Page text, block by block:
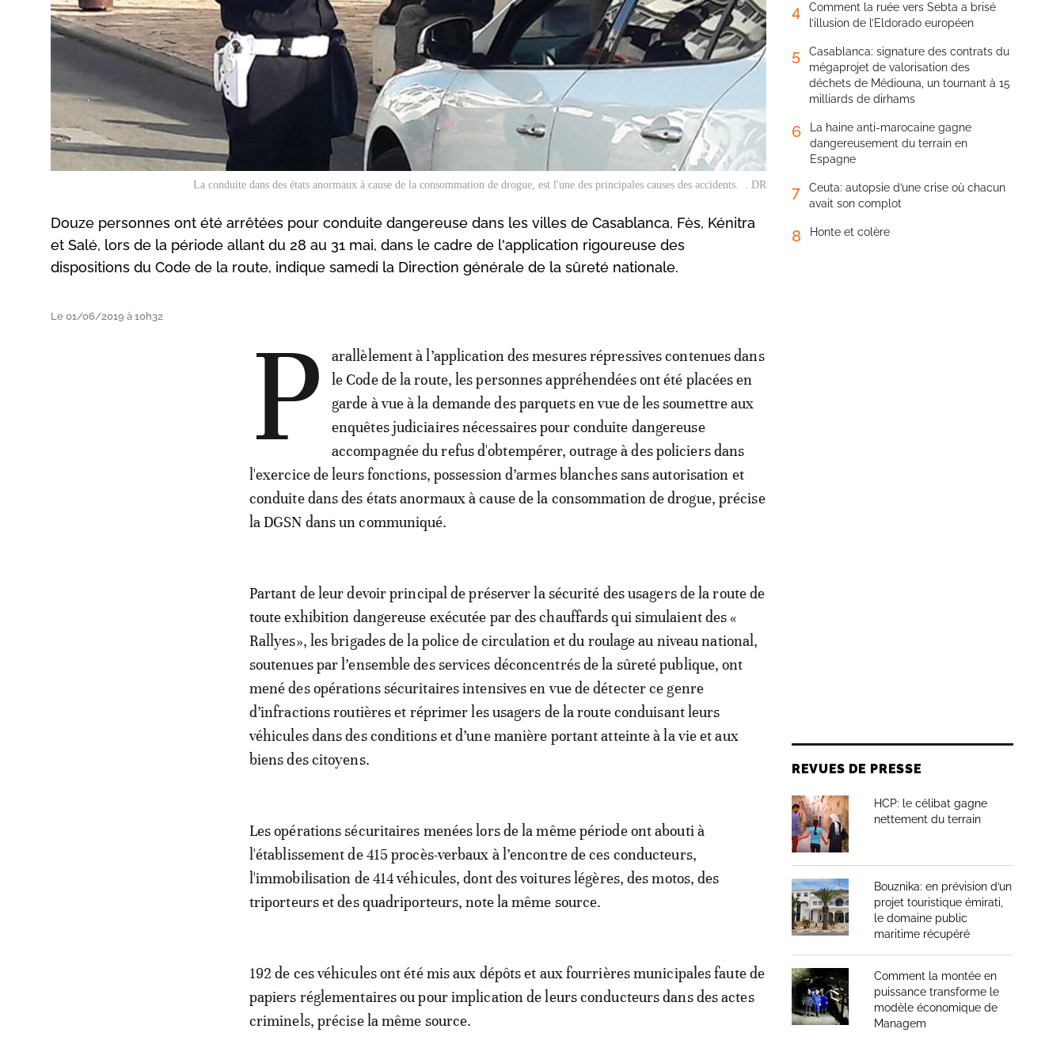
La conduite dans des états anormaux à cause de la consommation de drogue, est l'une des principales causes des accidents. . DR
Douze personnes ont été arrêtées pour conduite dangereuse dans les villes de Casablanca, Fès, Kénitra
et Salé, lors de la période allant du 28 au 31 mai, dans le cadre de l'application rigoureuse des
dispositions du Code de la route, indique samedi la Direction générale de la sûreté nationale.
Le 01/06/2019 à 10h32 P
arallèlement à l’application des mesures répressives contenues dans
le Code de la route, les personnes appréhendées ont été placées en
garde à vue à la demande des parquets en vue de les soumettre aux
enquêtes judiciaires nécessaires pour conduite dangereuse
accompagnée du refus d'obtempérer, outrage à des policiers dans
l'exercice de leurs fonctions, possession d’armes blanches sans autorisation et
conduite dans des états anormaux à cause de la consommation de drogue, précise
la DGSN dans un communiqué.
Partant de leur devoir principal de préserver la sécurité des usagers de la route de
toute exhibition dangereuse exécutée par des chauffards qui simulaient des «
Rallyes», les brigades de la police de circulation et du roulage au niveau national,
soutenues par l’ensemble des services déconcentrés de la sûreté publique, ont
mené des opérations sécuritaires intensives en vue de détecter ce genre
d’infractions routières et réprimer les usagers de la route conduisant leurs
véhicules dans des conditions et d’une manière portant atteinte à la vie et aux
biens des citoyens.
Les opérations sécuritaires menées lors de la même période ont abouti à
l'établissement de 415 procès-verbaux à l’encontre de ces conducteurs,
l'immobilisation de 414 véhicules, dont des voitures légères, des motos, des
triporteurs et des quadriporteurs, note la même source.
192 de ces véhicules ont été mis aux dépôts et aux fourrières municipales faute de
papiers réglementaires ou pour implication de leurs conducteurs dans des actes
criminels, précise la même source.
4
Comment la ruée vers Sebta a brisé
l’illusion de l’Eldorado européen
5
Casablanca: signature des contrats du
mégaprojet de valorisation des
déchets de Médiouna, un tournant à 15
milliards de dirhams
6
La haine anti-marocaine gagne
dangereusement du terrain en
Espagne
7
Ceuta: autopsie d’une crise où chacun
avait son complot
8 Honte et colère
REVUES DE PRESSE
HCP: le célibat gagne
nettement du terrain
Bouznika: en prévision d’un
projet touristique émirati,
le domaine public
maritime récupéré
Comment la montée en
puissance transforme le
modèle économique de
Managem